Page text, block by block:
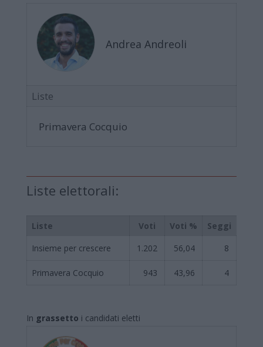
Andrea Andreoli
Liste
Primavera Cocquio
Liste elettorali:
Liste Voti Voti %
Seggi
Insieme per crescere
1.202 56,04 8
Primavera Cocquio 943 43,96 4
In grassetto i candidati eletti